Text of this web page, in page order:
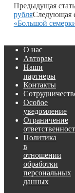
Предыдущая
рубляСледующая
«Большой
О нас
Авторам
Наши
партнеры
Контакты
Особое
уведомление
Ограничение
Политика
в
отношении
обработки
персональных
данных